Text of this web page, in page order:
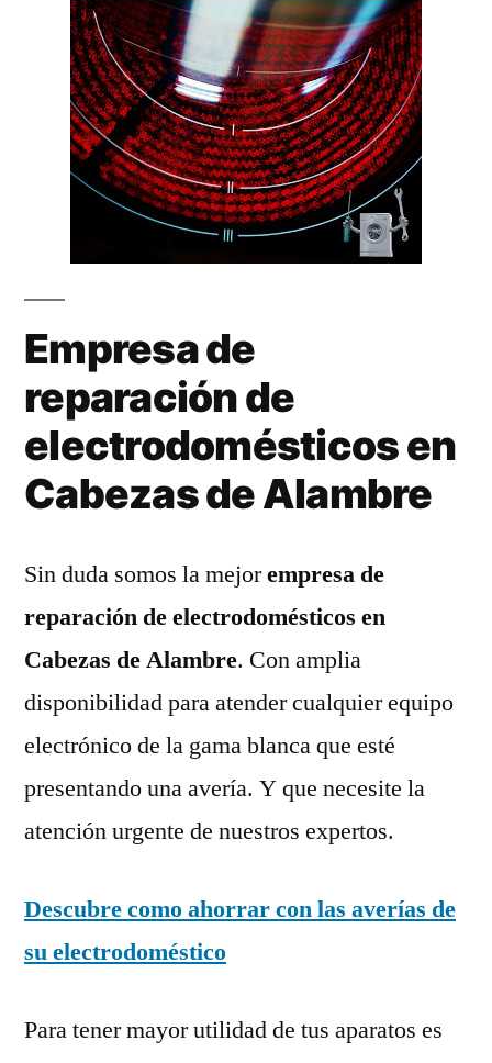
Empresa de
reparación de
electrodomésticos en
Cabezas de Alambre
Sin duda somos la mejorempresa de
reparación de electrodomésticos en
Cabezas de Alambre. Con amplia
disponibilidad para atender cualquier equipo
electrónico de la gama blanca que esté
presentando una avería. Y que necesite la
atención urgente de nuestros expertos.
Descubre como ahorrar con las averías de
su electrodoméstico
Para tener mayor utilidad de tus aparatos es